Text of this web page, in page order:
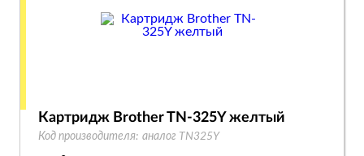
Картридж Brother TN-325Y желтый
Код производителя: аналог TN325Y